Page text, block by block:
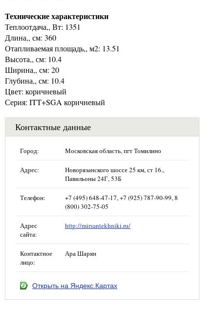
Технические характеристики
Теплоотдача,, Вт: 1351
Длина,, см: 360
Отапливаемая площадь,, м2: 13.51
Высота,, см: 10.4
Ширина,, см: 20
Глубина,, см: 10.4
Цвет: коричневый
Серия: ITT+SGA коричневый
Контактные данные
Город: Московская область, пгт Томилино
Адрес:
Новорязанского шоссе 25 км, ст 16.,
Павильоны 24Г, 53Б
Телефон:
+7 (495) 648-47-17, +7 (925) 787-90-99, 8
(800) 302-75-05
Адрес
сайта:
http://mirsantekhniki.ru/
Контактное
лицо:
Ара Шарян
Открыть на Яндекс.Картах